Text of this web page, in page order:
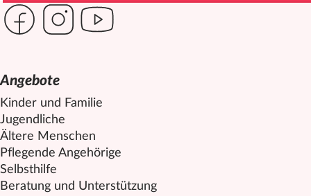
Link zur Seite des Mittelhof auf Facebook
Link zur Seite des Mittelhof auf Instagram
Link zur Seite des Mittelhof auf Youtube
Angebote
Kinder und Familie
Jugendliche
Ältere Menschen
Pflegende Angehörige
Selbsthilfe
Beratung und Unterstützung